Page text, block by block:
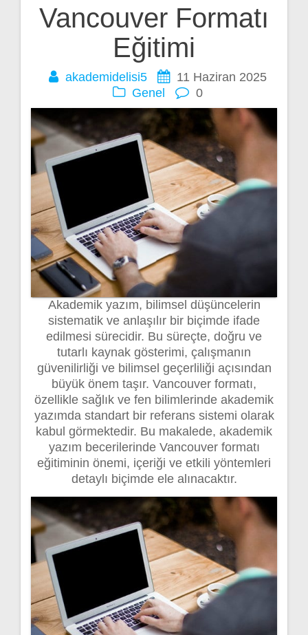
Vancouver Formatı
Eğitimi
akademidelisi5
11 Haziran 2025
Genel
0
Akademik yazım, bilimsel düşüncelerin
sistematik ve anlaşılır bir biçimde ifade
edilmesi sürecidir. Bu süreçte, doğru ve
tutarlı kaynak gösterimi, çalışmanın
güvenilirliği ve bilimsel geçerliliği açısından
büyük önem taşır. Vancouver formatı,
özellikle sağlık ve fen bilimlerinde akademik
yazımda standart bir referans sistemi olarak
kabul görmektedir. Bu makalede, akademik
yazım becerilerinde Vancouver formatı
eğitiminin önemi, içeriği ve etkili yöntemleri
detaylı biçimde ele alınacaktır.